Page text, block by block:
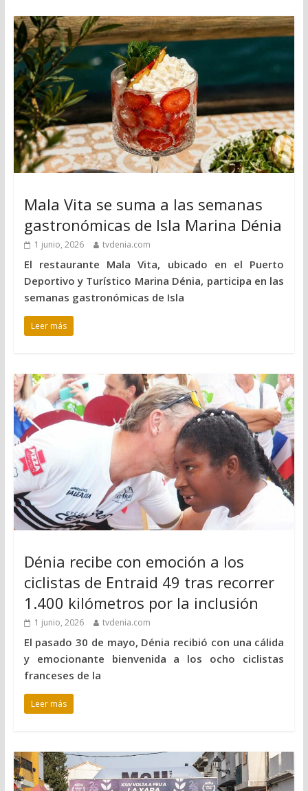
Mala Vita se suma a las semanas
gastronómicas de Isla Marina Dénia
1 junio, 2026 tvdenia.com
El restaurante Mala Vita, ubicado en el Puerto
Deportivo y Turístico Marina Dénia, participa en las
semanas gastronómicas de Isla
Leer más
Dénia recibe con emoción a los
ciclistas de Entraid 49 tras recorrer
1.400 kilómetros por la inclusión
1 junio, 2026 tvdenia.com
El pasado 30 de mayo, Dénia recibió con una cálida
y emocionante bienvenida a los ocho ciclistas
franceses de la
Leer más